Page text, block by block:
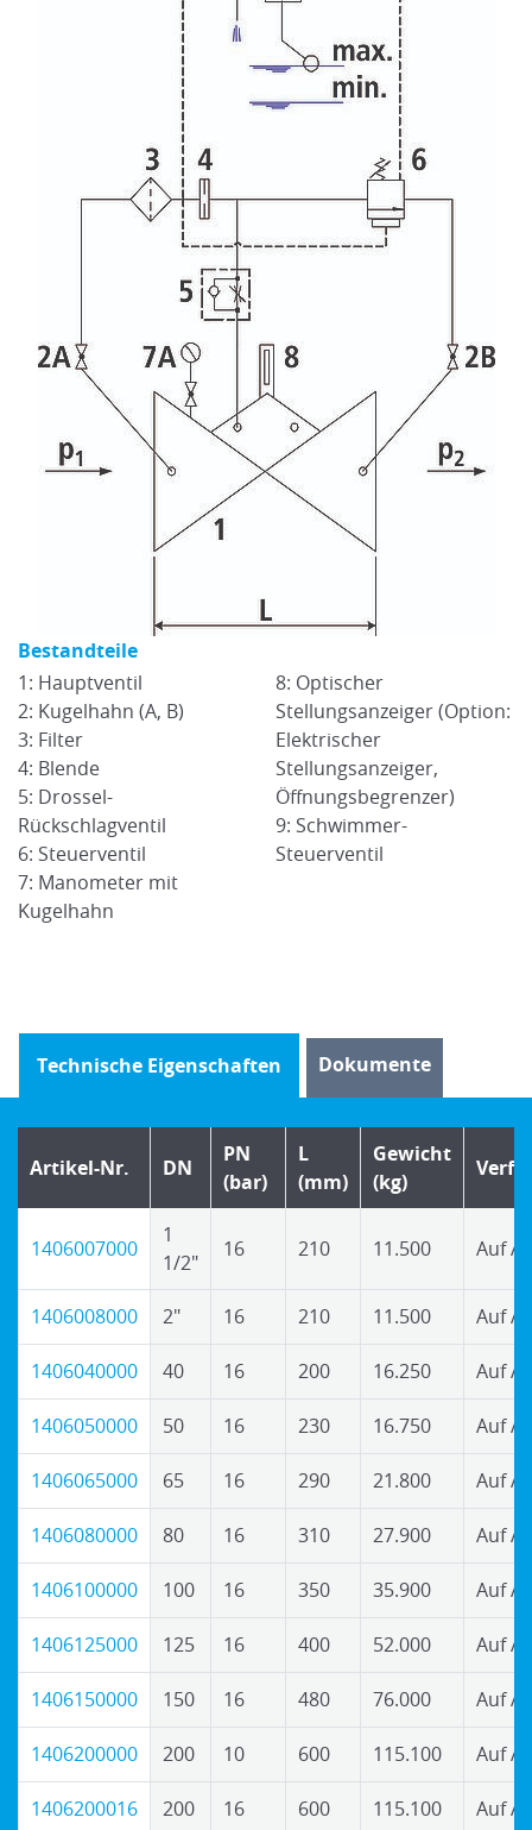
Bestandteile
1: Hauptventil
2: Kugelhahn (A, B)
3: Filter
4: Blende
5: Drossel-
Rückschlagventil
6: Steuerventil
7: Manometer mit
Kugelhahn
8: Optischer
Stellungsanzeiger (Option:
Elektrischer
Stellungsanzeiger,
Öffnungsbegrenzer)
9: Schwimmer-
Steuerventil
Technische Eigenschaften Dokumente
Artikel-Nr. DN
PN
(bar)
L
(mm)
Gewicht
(kg)
1406007000
1
1/2"
16 210 11.500 Auf
1406008000 2" 16 210 11.500 Auf
1406040000 40 16 200 16.250 Auf
1406050000 50 16 230 16.750 Auf
1406065000 65 16 290 21.800 Auf
1406080000 80 16 310 27.900 Auf
1406100000 100 16 350 35.900 Auf
1406125000 125 16 400 52.000 Auf
1406150000 150 16 480 76.000 Auf
1406200000 200 10 600 115.100 Auf
1406200016 200 16 600 115.100 Auf